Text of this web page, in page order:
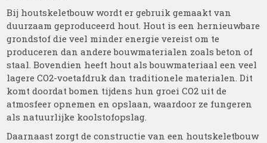
Bij houtskeletbouw wordt er gebruik gemaakt van
duurzaam geproduceerd hout. Hout is een hernieuwbare
grondstof die veel minder energie vereist om te
produceren dan andere bouwmaterialen zoals beton of
staal. Bovendien heeft hout als bouwmateriaal een veel
lagere CO2-voetafdruk dan traditionele materialen. Dit
komt doordat bomen tijdens hun groei CO2 uit de
atmosfeer opnemen en opslaan, waardoor ze fungeren
als natuurlijke koolstofopslag.
Daarnaast zorgt de constructie van een houtskeletbouw